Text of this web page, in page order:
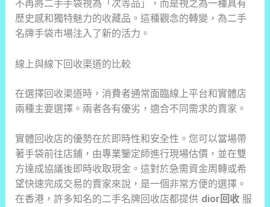
不再將二手手袋視為「次等品」，而是視之為一種具有
歷史感和獨特魅力的收藏品。這種觀念的轉變，為二手
名牌手袋市場注入了新的活力。
線上與線下回收渠道的比較
在選擇回收渠道時，消費者通常面臨線上平台和實體店
兩種主要選擇。兩者各有優劣，適合不同需求的賣家。
實體回收店的優勢在於即時性和安全性。您可以當場帶
著手袋前往店鋪，由專業鑒定師進行現場估價，並在雙
方達成協議後即時收取現金。這對於急需資金周轉或希
望快速完成交易的賣家來說，是一個非常方便的選擇。
在香港，許多知名的二手名牌回收店都提供 dior回收服